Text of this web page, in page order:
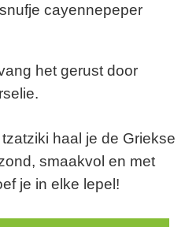
cayennepeper
het gerust door
haal je de Griekse
smaakvol en met
je in elke lepel!